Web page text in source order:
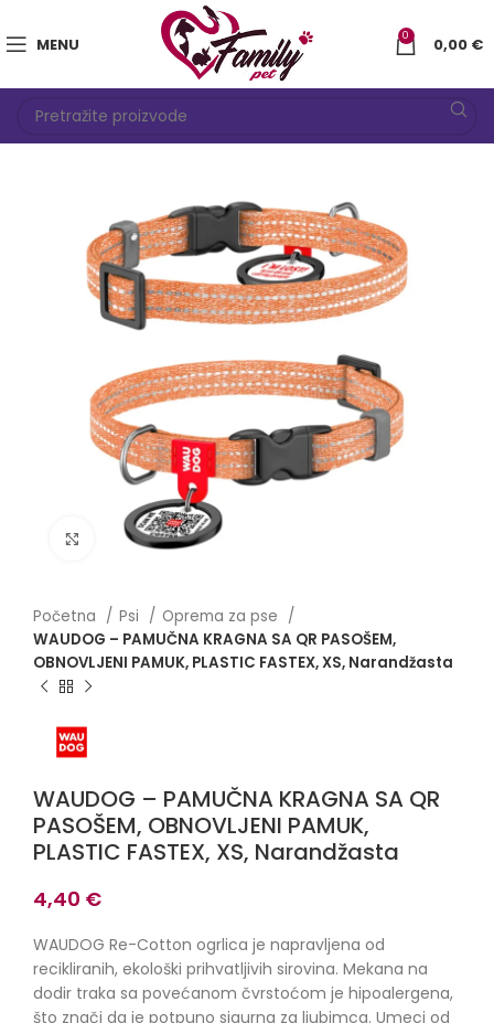
MENU 0 0,00 €
Click to enlarge
Početna Psi
Oprema za pse
WAUDOG – PAMUČNA KRAGNA SA QR PASOŠEM,
OBNOVLJENI PAMUK, PLASTIC FASTEX, XS, Narandžasta
WAUDOG – PAMUČNA KRAGNA SA QR
PASOŠEM, OBNOVLJENI PAMUK,
PLASTIC FASTEX, XS, Narandžasta
4,40 €
WAUDOG Re-Cotton ogrlica je napravljena od
recikliranih, ekološki prihvatljivih sirovina. Mekana na
dodir traka sa povećanom čvrstoćom je hipoalergena,
što znači da je potpuno sigurna za ljubimca. Umeci od